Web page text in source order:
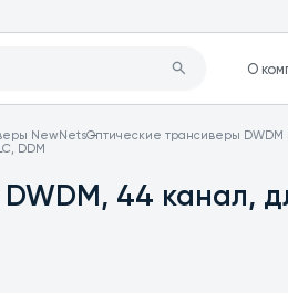
О
NewNetsОптические трансиверы DWDM
DDM
44 канал,